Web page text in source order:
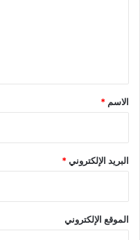
*
الاسم *
البريد الإلكتروني*
الموقع الإلكتروني